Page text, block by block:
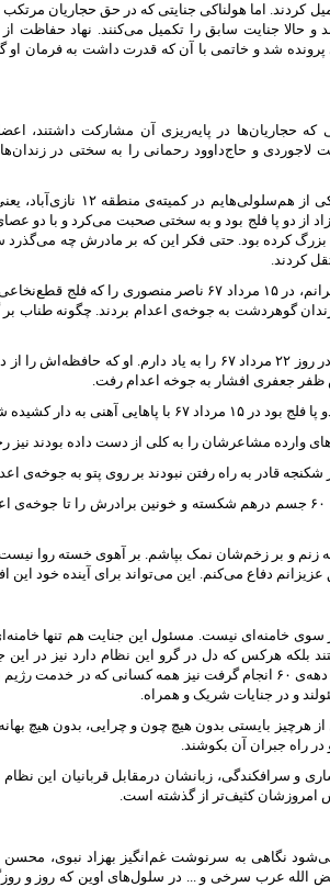
کردند. اما هولناکی جنایتی که در حق حجاریان
و حالا جنایت سابق را تکمیل می‌کنند. نهاد حفاظت
پرونده شد و خاتمی با آن که قدرت داشت به فرمان
که حجاریان‌ها در پایه‌ریزی آن مشارکت داشتند،
لاجوردی و حاج‌داوود رحمانی را به سختی در
یادم هست در دیماه ۶۰ وقتی که دستگیر شدم
از دو پا فلج بود و به سختی صحبت می‌کرد و با دو
کرده بود. حتی فکر این که بر مادرش چه می‌گذرد
کردند.
مثل این که همین دیروز بود که از پیش چشمان نگرانم، در ۱۵ مرداد ۶۷ ناصر
گوهردشت به جوخه‌ی اعدام بردند. چگونه طناب بر
هنوز به خوبی صحنه‌‌ی به جوخه‌ رفتن کاوه نصاری در روز ۲۲ مرداد ۶۷ را به یاد
ظفر جعفری افشار به جوخه‌ اعدام رفت.
آهنی به دار کشیده شد.
وارده مشاعرشان را به کلی از دست داده بودند نیز
قادر به راه رفتن نبودند بر روی پتو به جوخه‌ی
فراموش نمی‌کنم مصطفی محمدی محب در سال ۶۰ جسم درهم‌ شکسته و خونین برادرش را
زنم و بر زخم‌شان نمک بپاشم. بر آهوی خسته روا
دفاع می‌کنم. این می‌تواند برای آینده خود این
سوی خامنه‌ای نیست. مسئول این جنایت هم تنها
بلکه هرکس که دل در گرو این نظام دارد نیز در
چنانکه در جنایات قبلی رژیم و به ویژه آن‌چه که در دهه‌ی ۶۰ انجام گرفت نیز همه کسانی
و در جنایات شریک و همراه.
هرچیز بایستی بدون هیچ چون و چرایی، بدون هیچ
راه جبران آن بکوشند.
و سرافکندگی، زبانشان درمقابل قربانیان این نظام
امروزشان کثیف‌تر از گذشته است.
نگاهی به سرنوشت غم‌انگیز بهزاد نبوی،
الله عرب سرخی و ... در سلول‌های اوین که روز و